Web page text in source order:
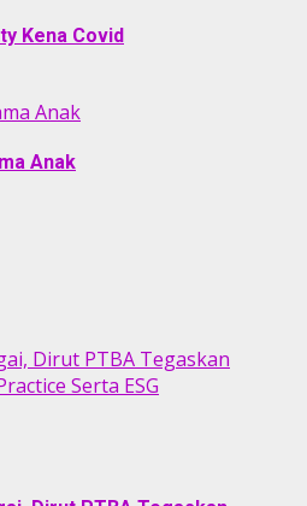
Kena Covid
Anak
Anak
Dirut PTBA Tegaskan
Serta ESG